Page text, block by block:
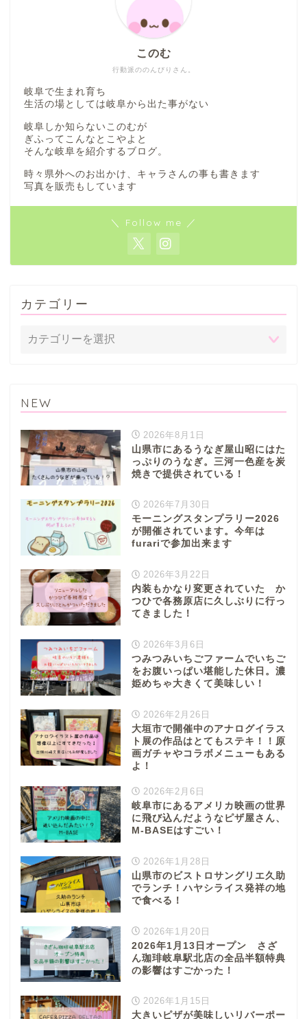
行動派ののんびりさん。
このむ
岐阜で生まれ育ち
生活の場としては岐阜から出た事がない
岐阜しか知らないこのむが
ぎふってこんなとこやよと
そんな岐阜を紹介するブログ。
時々県外へのお出かけ、キャラさんの事も書きます
写真を販売もしています
＼ Follow me ／
カテゴリー
NEW
2026年8月1日
山県市にあるうなぎ屋山昭にはた
っぷりのうなぎ。三河一色産を炭
焼きで提供されている！
2026年7月30日
モーニングスタンプラリー2026
が開催されています。今年は
furariで参加出来ます
2026年3月22日
内装もかなり変更されていた か
つひで各務原店に久しぶりに行っ
てきました！
2026年3月6日
つみつみいちごファームでいちご
をお腹いっぱい堪能した休日。濃
姫めちゃ大きくて美味しい！
2026年2月26日
大垣市で開催中のアナログイラス
ト展の作品はとてもステキ！！原
画ガチャやコラボメニューもある
よ！
2026年2月6日
岐阜市にあるアメリカ映画の世界
に飛び込んだようなピザ屋さん、
M-BASEはすごい！
2026年1月28日
山県市のビストロサングリエ久助
でランチ！ハヤシライス発祥の地
で食べる！
2026年1月20日
2026年1月13日オープン さざ
ん珈琲岐阜駅北店の全品半額特典
の影響はすごかった！
2026年1月15日
大きいピザが美味しいリバーポー